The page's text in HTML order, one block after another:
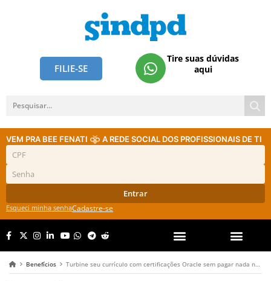
FILIE-SE
Tire suas dúvidas
aqui
VEM PRA BEE FENATI A REDE SOCIAL DOS PROFISSIONAIS DE TI
Entrar
Esqueci minha senhaCadastre-se
Benefícios Turbine seu currículo com certificações Oracle sem pagar nada na Bee Fenati!